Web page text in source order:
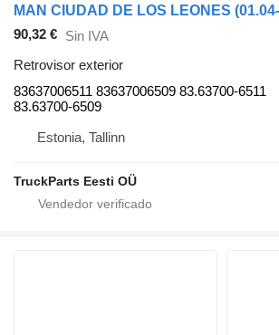
90,32 € Sin IVA
Retrovisor exterior
83637006511 83637006509 83.63700-6511
83.63700-6509
Estonia, Tallinn
TruckParts Eesti OÜ